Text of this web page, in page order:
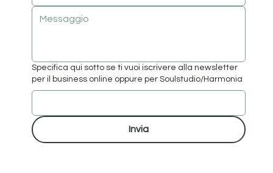
Specifica qui sotto se ti vuoi iscrivere alla newsletter
per il business online oppure per Soulstudio/Harmonia
Invia